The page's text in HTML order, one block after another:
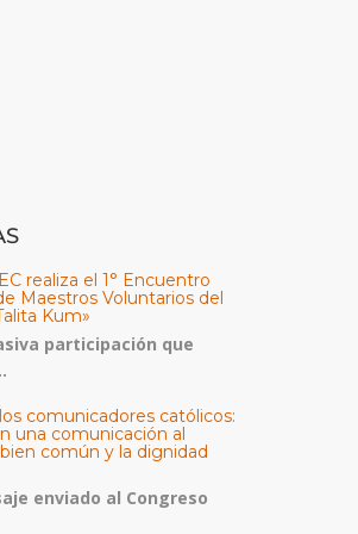
realiza el 1° Encuentro
Maestros Voluntarios del
Kum»
participación que
comunicadores católicos:
una comunicación al
común y la dignidad
enviado al Congreso